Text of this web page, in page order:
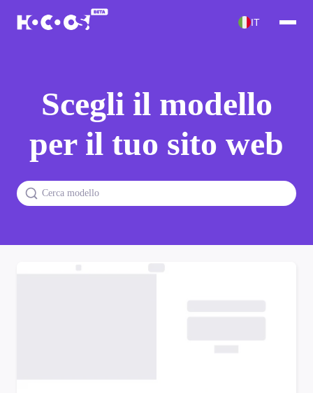
IT
Scegli il modello
per il tuo sito web